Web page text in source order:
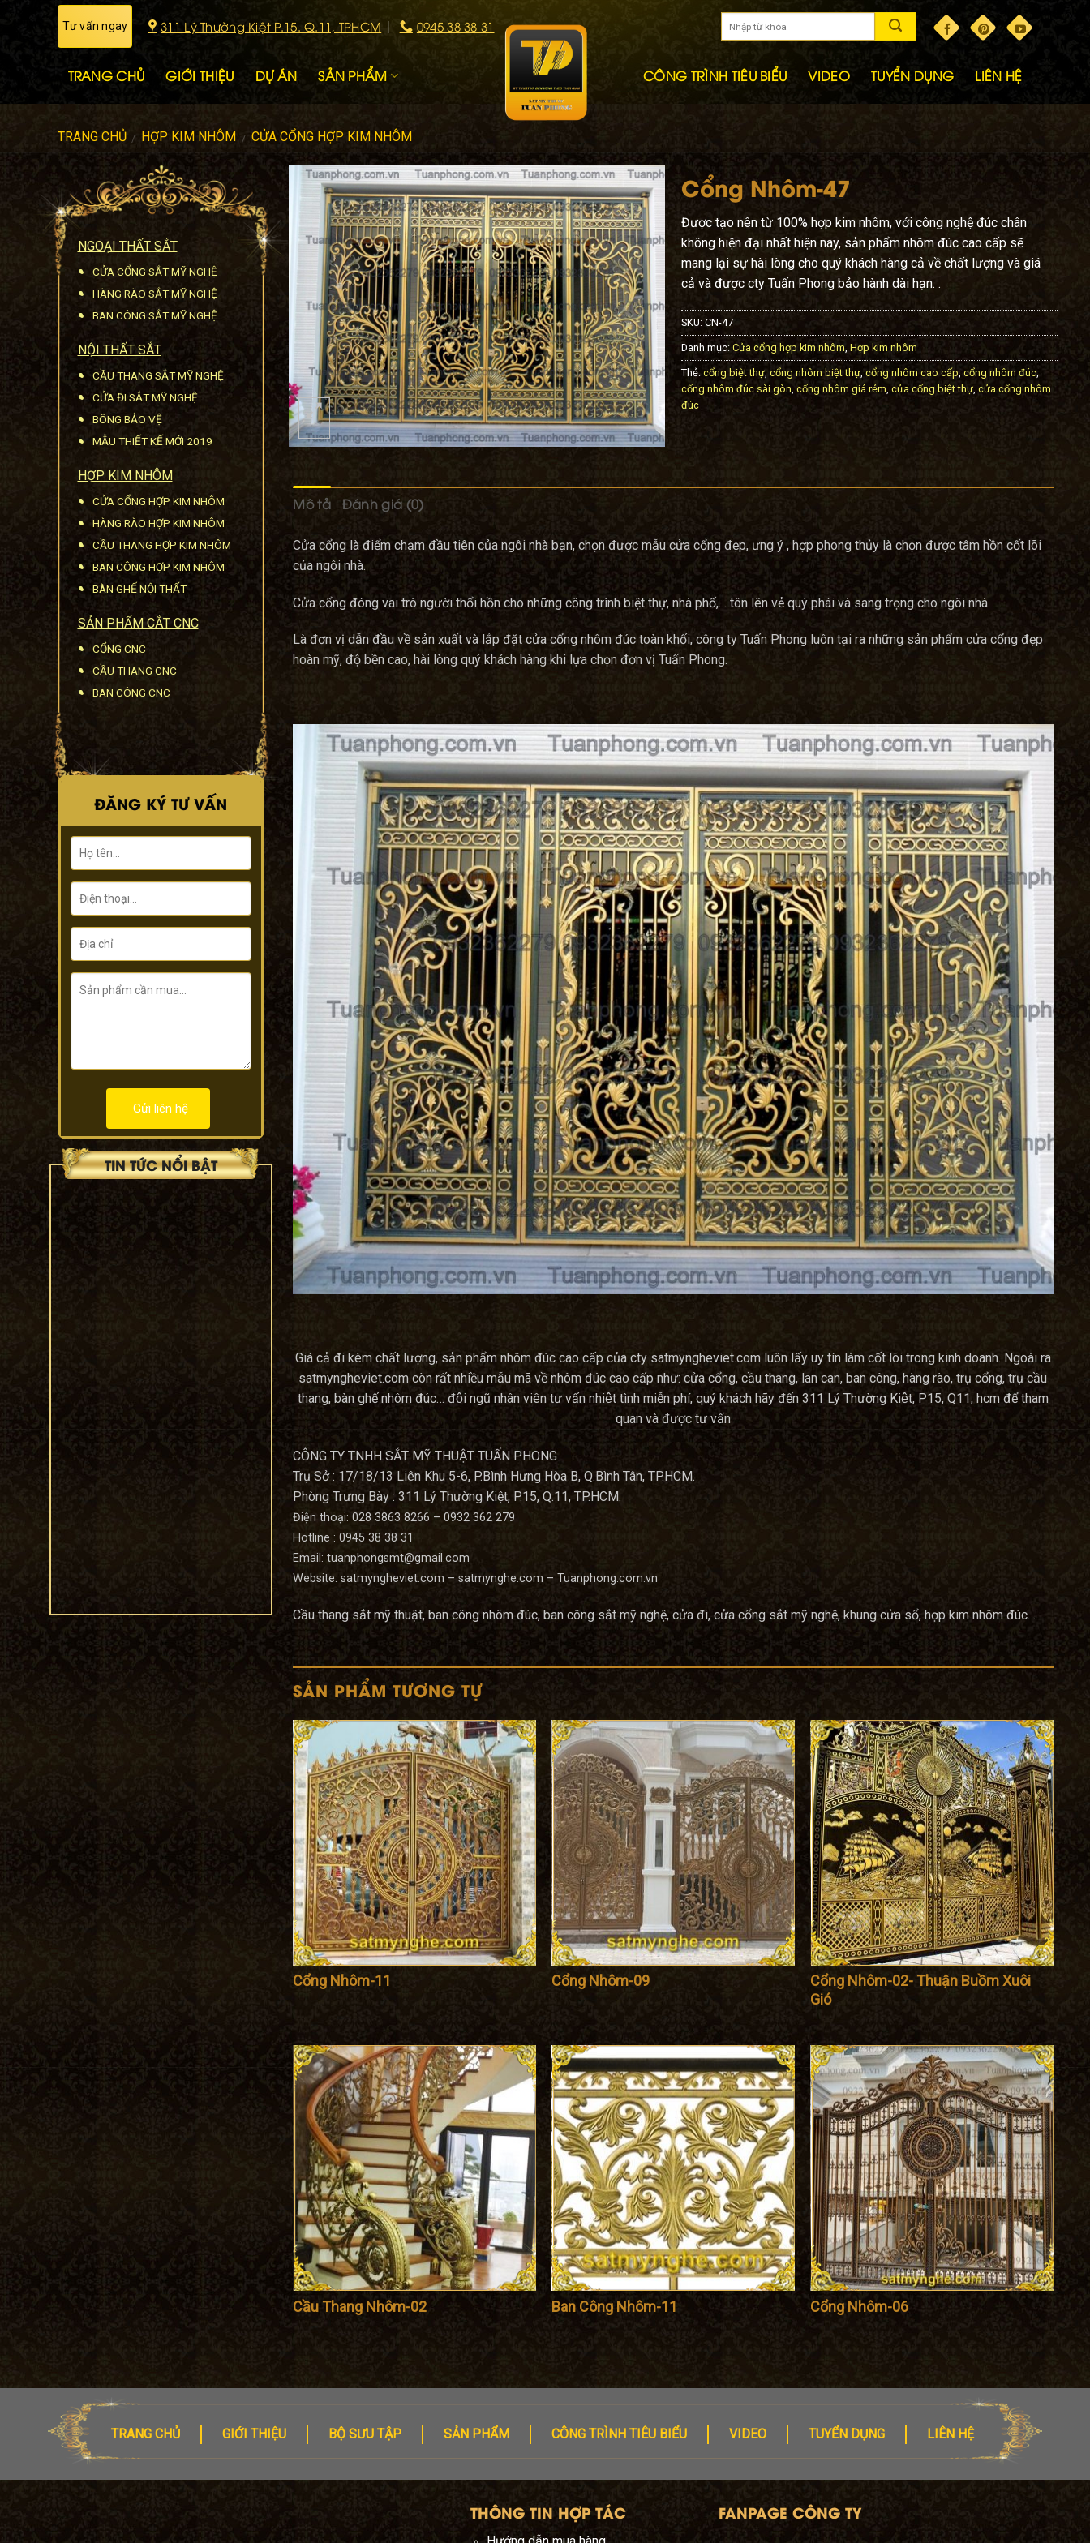
Tư vấn ngay 311 Lý Thường Kiệt P.15. Q.11, TPHCM 0945 38 38 31
TRANG CHỦ GIỚI THIỆU DỰ ÁN SẢN PHẨM CÔNG TRÌNH TIÊU BIỂU VIDEO TUYỂN DỤNG LIÊN HỆ
TRANG CHỦ / HỢP KIM NHÔM / CỬA CỔNG HỢP KIM NHÔM
Cổng Nhôm-47
Được tạo nên từ 100% hợp kim nhôm, với công nghệ đúc chân
không hiện đại nhất hiện nay, sản phẩm nhôm đúc cao cấp sẽ
mang lại sự hài lòng cho quý khách hàng cả về chất lượng và giá
cả và được cty Tuấn Phong bảo hành dài hạn. .
SKU: CN-47
Danh mục: Cửa cổng hợp kim nhôm, Hợp kim nhôm
Thẻ: cổng biệt thự, cổng nhôm biệt thự,cổng nhôm cao cấp, cổng nhôm đúc,
cổng nhôm đúc sài gòn, cổng nhôm giá rẻm, cửa cổng biệt thự, cửa cổng nhôm
đúc
Mô tả Đánh giá (0)
Cửa cổng là điểm chạm đầu tiên của ngôi nhà bạn, chọn được mẫu cửa cổng đẹp, ưng ý , hợp phong thủy là chọn được tâm hồn cốt lõi
của ngôi nhà.
Cửa cổng đóng vai trò người thổi hồn cho những công trình biệt thự, nhà phố,… tôn lên vẻ quý phái và sang trọng cho ngôi nhà.
Là đơn vị dẫn đầu về sản xuất và lắp đặt cửa cổng nhôm đúc toàn khối, công ty Tuấn Phong luôn tại ra những sản phẩm cửa cổng đẹp
hoàn mỹ, độ bền cao, hài lòng quý khách hàng khi lựa chọn đơn vị Tuấn Phong.
Giá cả đi kèm chất lượng, sản phẩm nhôm đúc cao cấp của cty satmyngheviet.com luôn lấy uy tín làm cốt lõi trong kinh doanh. Ngoài ra
satmyngheviet.com còn rất nhiều mẫu mã về nhôm đúc cao cấp như: cửa cổng, cầu thang, lan can, ban công, hàng rào, trụ cổng, trụ cầu
thang, bàn ghế nhôm đúc… đội ngũ nhân viên tư vấn nhiệt tình miễn phí, quý khách hãy đến 311 Lý Thường Kiệt, P15, Q11, hcm để tham
quan và được tư vấn
CÔNG TY TNHH SẮT MỸ THUẬT TUẤN PHONG
Trụ Sở : 17/18/13 Liên Khu 5-6, P.Bình Hưng Hòa B, Q.Bình Tân, TP.HCM.
Phòng Trưng Bày : 311 Lý Thường Kiệt, P.15, Q.11, TP.HCM.
Điện thoại: 028 3863 8266 – 0932 362 279
Hotline : 0945 38 38 31
Email: tuanphongsmt@gmail.com
Website: satmyngheviet.com – satmynghe.com – Tuanphong.com.vn
Cầu thang sắt mỹ thuật, ban công nhôm đúc, ban công sắt mỹ nghệ, cửa đi, cửa cổng sắt mỹ nghệ, khung cửa sổ, hợp kim nhôm đúc…
SẢN PHẨM TƯƠNG TỰ
Cổng Nhôm-11 Cổng Nhôm-09
Cổng Nhôm-02- Thuận Buồm Xuôi
Gió
Cầu Thang Nhôm-02 Ban Công Nhôm-11 Cổng Nhôm-06
NGOẠI THẤT SẮT
CỬA CỔNG SẮT MỸ NGHỆ
HÀNG RÀO SẮT MỸ NGHỆ
BAN CÔNG SẮT MỸ NGHỆ
NỘI THẤT SẮT
CẦU THANG SẮT MỸ NGHỆ
CỬA ĐI SẮT MỸ NGHỆ
BÔNG BẢO VỆ
MẪU THIẾT KẾ MỚI 2019
HỢP KIM NHÔM
CỬA CỔNG HỢP KIM NHÔM
HÀNG RÀO HỢP KIM NHÔM
CẦU THANG HỢP KIM NHÔM
BAN CÔNG HỢP KIM NHÔM
BÀN GHẾ NỘI THẤT
SẢN PHẨM CẮT CNC
CỔNG CNC
CẦU THANG CNC
BAN CÔNG CNC
ĐĂNG KÝ TƯ VẤN
TIN TỨC NỔI BẬT
cửa cổng sắt mỹ nghệ 57
19/04/2022
Karaoke Hân linh
TP-Biên Hòa
SHOWROOM 311
LÝ THƯỜNG KIỆT,
TRANG CHỦ GIỚI THIỆU BỘ SƯU TẬP SẢN PHẨM CÔNG TRÌNH TIÊU BIỂU VIDEO TUYỂN DỤNG LIÊN HỆ
CÔNG TY TNHH SẮT MỸ THUẬT TUẤN PHONG THÔNG TIN HỢP TÁC FANPAGE CÔNG TY